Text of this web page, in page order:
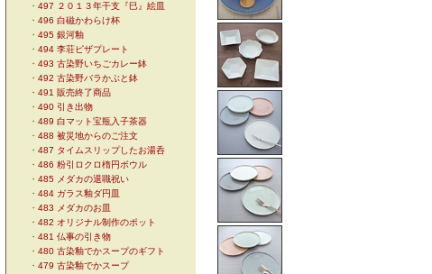
・ 497 ２０１３年干支『巳』絵皿
・ 496 白磁かわらけ杯
・ 495 銀河釉
・ 494 李荘ピザプレート
・ 493 古染野いちごカレー鉢
・ 492 古染野バラかぶと鉢
・ 491 販売終了商品
・ 490 引き出物
・ 489 白マット宝瓶入子茶器
・ 488 被災地からのご注文
・ 487 タイムスリップしたお湯呑
・ 486 粉引ロクロ楕円ボウル
・ 485 メダカの退職祝い
・ 484 ガラス釉ダ円皿
・ 483 メダカのお皿
・ 482 オリジナル制作のポット
・ 481 仏事の引き物
・ 480 古染釉でかスープのギフト
・ 479 古染釉でかスープ